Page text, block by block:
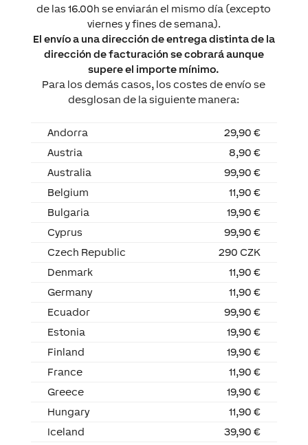
de las 16.00h se enviarán el mismo día (excepto
viernes y fines de semana).
El envío a una dirección de entrega distinta de la
dirección de facturación se cobrará aunque
supere el importe mínimo.
Para los demás casos, los costes de envío se
desglosan de la siguiente manera:
Andorra
29,90 €
Austria
8,90 €
Australia
99,90 €
Belgium
11,90 €
Bulgaria
19,90 €
Cyprus
99,90 €
Czech Republic
290 CZK
Denmark
11,90 €
Germany
11,90 €
Ecuador
99,90 €
Estonia
19,90 €
Finland
19,90 €
France
11,90 €
Greece
19,90 €
Hungary
11,90 €
Iceland
39,90 €